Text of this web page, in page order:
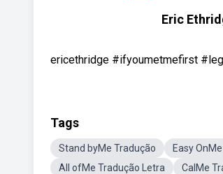
Eric
ericethridge #ifyoumetmefirst
Tags
Stand byMe Tradução Easy
All ofMe Tradução Letra
CalMe